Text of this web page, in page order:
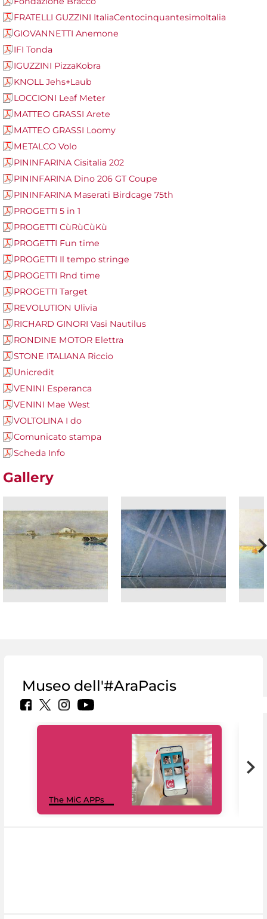
FRATELLI GUZZINI ItaliaCentocinquantesimoItalia
GIOVANNETTI Anemone
IFI Tonda
IGUZZINI PizzaKobra
KNOLL Jehs+Laub
LOCCIONI Leaf Meter
MATTEO GRASSI Arete
MATTEO GRASSI Loomy
METALCO Volo
PININFARINA Cisitalia 202
PININFARINA Dino 206 GT Coupe
PININFARINA Maserati Birdcage 75th
PROGETTI 5 in 1
PROGETTI CùRùCùKù
PROGETTI Fun time
PROGETTI Il tempo stringe
PROGETTI Rnd time
PROGETTI Target
REVOLUTION Ulivia
RICHARD GINORI Vasi Nautilus
RONDINE MOTOR Elettra
STONE ITALIANA Riccio
Unicredit
VENINI Esperanca
VENINI Mae West
VOLTOLINA I do
Comunicato stampa
Scheda Info
Gallery
Museo dell'#AraPacis
The MiC APPs